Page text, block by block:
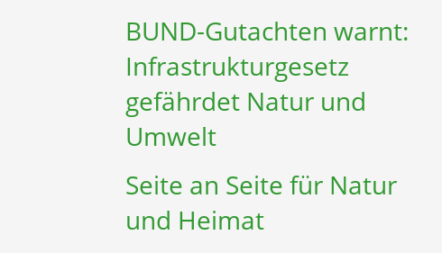
BUND-Gutachten warnt:
Infrastruktur­gesetz
gefährdet Natur und
Umwelt
Seite an Seite für Natur
und Heimat